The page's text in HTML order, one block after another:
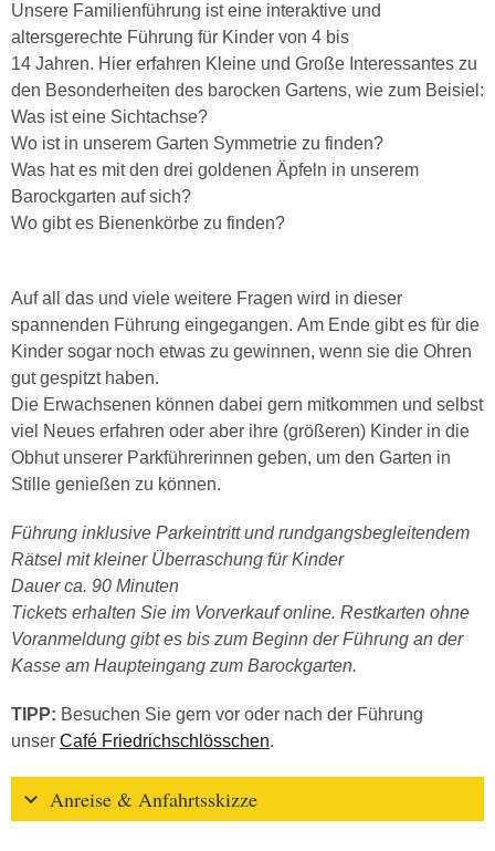
Unsere Familienführung ist eine interaktive und
altersgerechte Führung für Kinder von 4 bis
14 Jahren. Hier erfahren Kleine und Große Interessantes zu
den Besonderheiten des barocken Gartens, wie zum Beisiel:
Was ist eine Sichtachse?
Wo ist in unserem Garten Symmetrie zu finden?
Was hat es mit den drei goldenen Äpfeln in unserem
Barockgarten auf sich?
Wo gibt es Bienenkörbe zu finden?
Auf all das und viele weitere Fragen wird in dieser
spannenden Führung eingegangen. Am Ende gibt es für die
Kinder sogar noch etwas zu gewinnen, wenn sie die Ohren
gut gespitzt haben.
Die Erwachsenen können dabei gern mitkommen und selbst
viel Neues erfahren oder aber ihre (größeren) Kinder in die
Obhut unserer Parkführerinnen geben, um den Garten in
Stille genießen zu können.
Führung inklusive Parkeintritt und rundgangsbegleitendem
Rätsel mit kleiner Überraschung für Kinder
Dauer ca. 90 Minuten
Tickets erhalten Sie im Vorverkauf online. Restkarten ohne
Voranmeldung gibt es bis zum Beginn der Führung an der
Kasse am Haupteingang zum Barockgarten.
TIPP: Besuchen Sie gern vor oder nach der Führung
unser Café Friedrichschlösschen.
Anreise & Anfahrtsskizze